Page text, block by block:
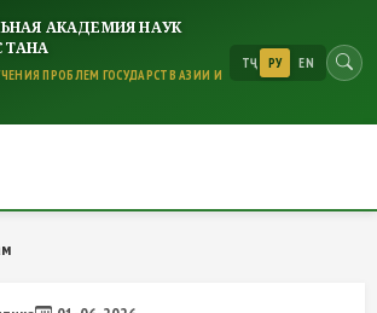
АКАДЕМИЯ НАУК
ПРОБЛЕМ ГОСУДАРСТВ АЗИИ И
ТҶ РУ EN